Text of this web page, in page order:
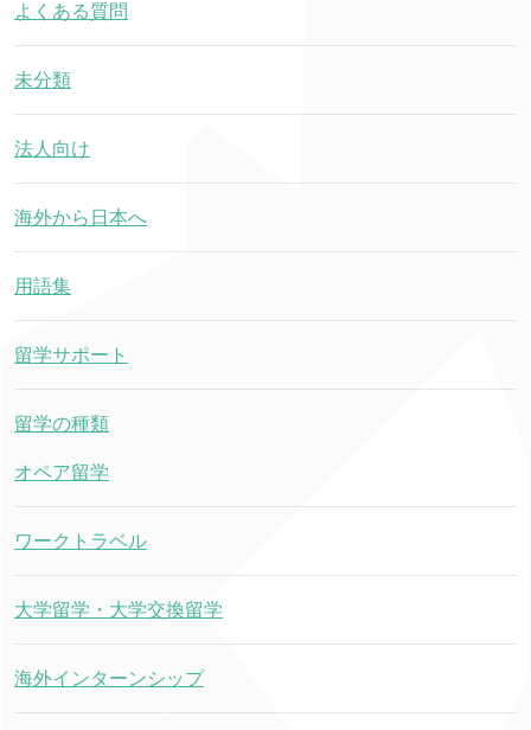
よくある質問
未分類
法人向け
海外から日本へ
用語集
留学サポート
留学の種類
オペア留学
ワークトラベル
大学留学・大学交換留学
海外インターンシップ